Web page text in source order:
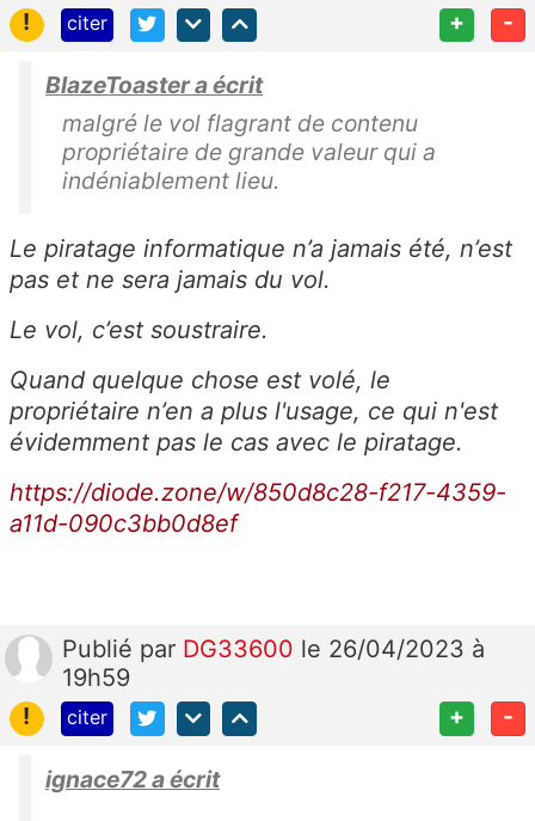
!
citer + -
BlazeToaster a écrit
malgré le vol flagrant de contenu
propriétaire de grande valeur qui a
indéniablement lieu.
Le piratage informatique n’a jamais été, n’est
pas et ne sera jamais du vol.
Le vol, c’est soustraire.
Quand quelque chose est volé, le
propriétaire n’en a plus l'usage, ce qui n'est
évidemment pas le cas avec le piratage.
https://diode.zone/w/850d8c28-f217-4359-
a11d-090c3bb0d8ef
Publié par DG33600 le 26/04/2023 à
19h59
!
citer + -
ignace72 a écrit